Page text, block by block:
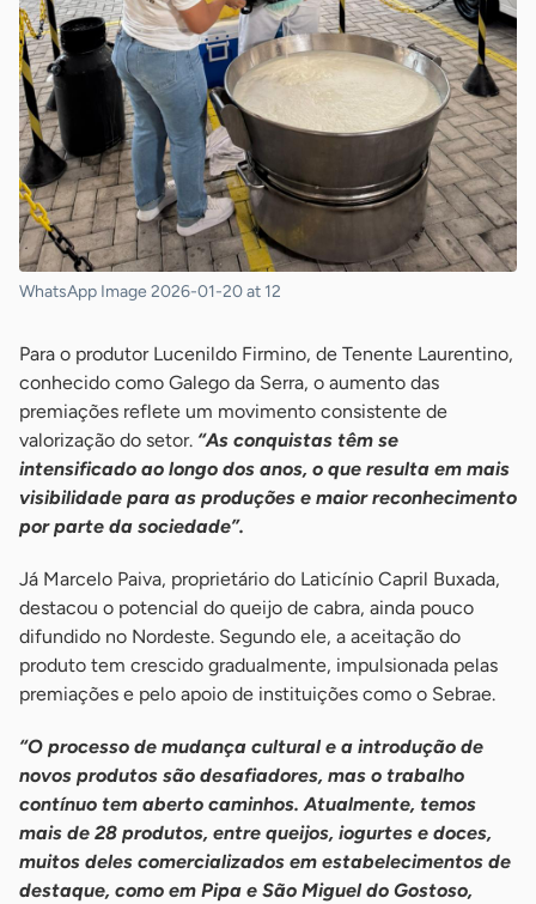
WhatsApp Image 2026-01-20 at 12
Para o produtor Lucenildo Firmino, de Tenente Laurentino,
conhecido como Galego da Serra, o aumento das
premiações reflete um movimento consistente de
valorização do setor. “As conquistas têm se
intensificado ao longo dos anos, o que resulta em mais
visibilidade para as produções e maior reconhecimento
por parte da sociedade”.
Já Marcelo Paiva, proprietário do Laticínio Capril Buxada,
destacou o potencial do queijo de cabra, ainda pouco
difundido no Nordeste. Segundo ele, a aceitação do
produto tem crescido gradualmente, impulsionada pelas
premiações e pelo apoio de instituições como o Sebrae.
“O processo de mudança cultural e a introdução de
novos produtos são desafiadores, mas o trabalho
contínuo tem aberto caminhos. Atualmente, temos
mais de 28 produtos, entre queijos, iogurtes e doces,
muitos deles comercializados em estabelecimentos de
destaque, como em Pipa e São Miguel do Gostoso,